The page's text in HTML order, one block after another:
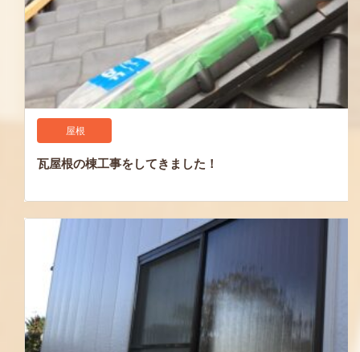
屋根
瓦屋根の棟工事をしてきました！